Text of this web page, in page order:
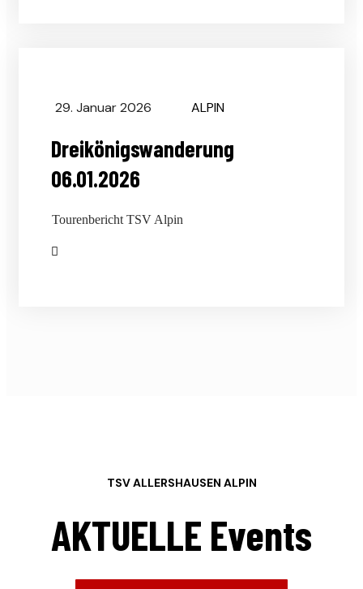
29. Januar 2026 ALPIN
Dreikönigswanderung
06.01.2026
Tourenbericht TSV Alpin
TSV ALLERSHAUSEN ALPIN
AKTUELLE Events